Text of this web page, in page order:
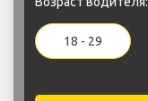
18 - 29